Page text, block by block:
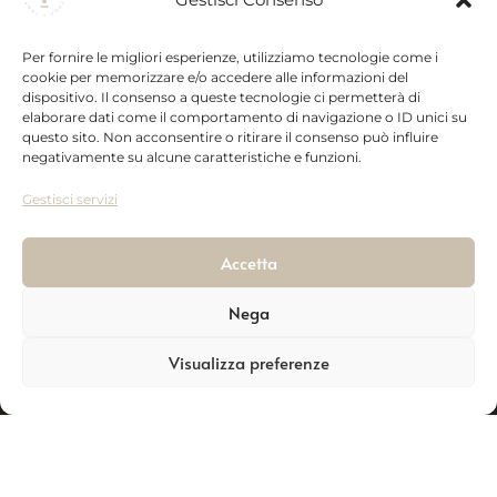
Per fornire le migliori esperienze, utilizziamo tecnologie come i
cookie per memorizzare e/o accedere alle informazioni del
dispositivo. Il consenso a queste tecnologie ci permetterà di
elaborare dati come il comportamento di navigazione o ID unici su
questo sito. Non acconsentire o ritirare il consenso può influire
negativamente su alcune caratteristiche e funzioni.
Gestisci servizi
Accetta
Nega
Visualizza preferenze
00523300762
Zona P.a.i.p.
85026,
Palazzo San
Gervasio
285 3531
Spedizioni
Privacy
online
Vai al Sito
Ceramic
Wedding
Collection
Gift box
Prodotti